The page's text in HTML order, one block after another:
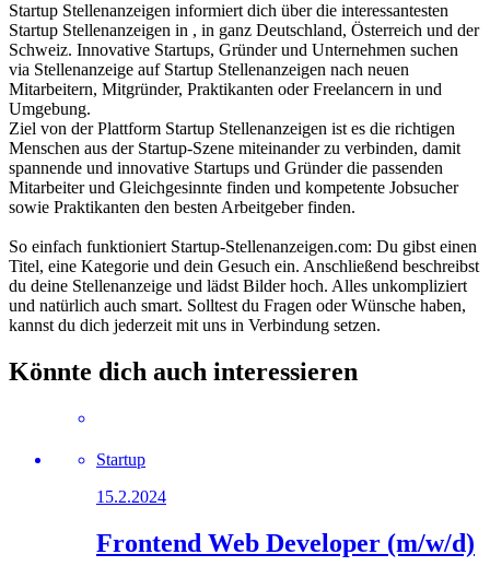
Startup Stellenanzeigen informiert dich über die interessantesten
Startup Stellenanzeigen in , in ganz Deutschland, Österreich und der
Schweiz. Innovative Startups, Gründer und Unternehmen suchen
via Stellenanzeige auf Startup Stellenanzeigen nach neuen
Mitarbeitern, Mitgründer, Praktikanten oder Freelancern in und
Umgebung.
Ziel von der Plattform Startup Stellenanzeigen ist es die richtigen
Menschen aus der Startup-Szene miteinander zu verbinden, damit
spannende und innovative Startups und Gründer die passenden
Mitarbeiter und Gleichgesinnte finden und kompetente Jobsucher
sowie Praktikanten den besten Arbeitgeber finden.
So einfach funktioniert Startup-Stellenanzeigen.com: Du gibst einen
Titel, eine Kategorie und dein Gesuch ein. Anschließend beschreibst
du deine Stellenanzeige und lädst Bilder hoch. Alles unkompliziert
und natürlich auch smart. Solltest du Fragen oder Wünsche haben,
kannst du dich jederzeit mit uns in Verbindung setzen.
Könnte dich auch interessieren
Startup
15.2.2024
Frontend Web Developer (m/w/d)